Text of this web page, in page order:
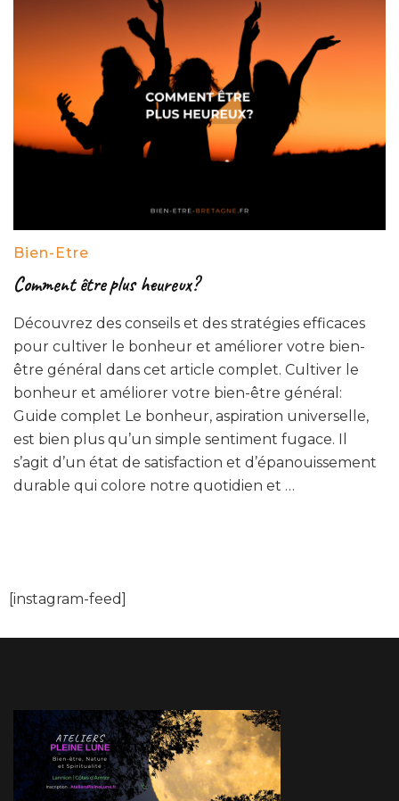
Bien-Etre
Comment être plus heureux?
Découvrez des conseils et des stratégies efficaces
pour cultiver le bonheur et améliorer votre bien-
être général dans cet article complet. Cultiver le
bonheur et améliorer votre bien-être général:
Guide complet Le bonheur, aspiration universelle,
est bien plus qu’un simple sentiment fugace. Il
s’agit d’un état de satisfaction et d’épanouissement
durable qui colore notre quotidien et …
[instagram-feed]